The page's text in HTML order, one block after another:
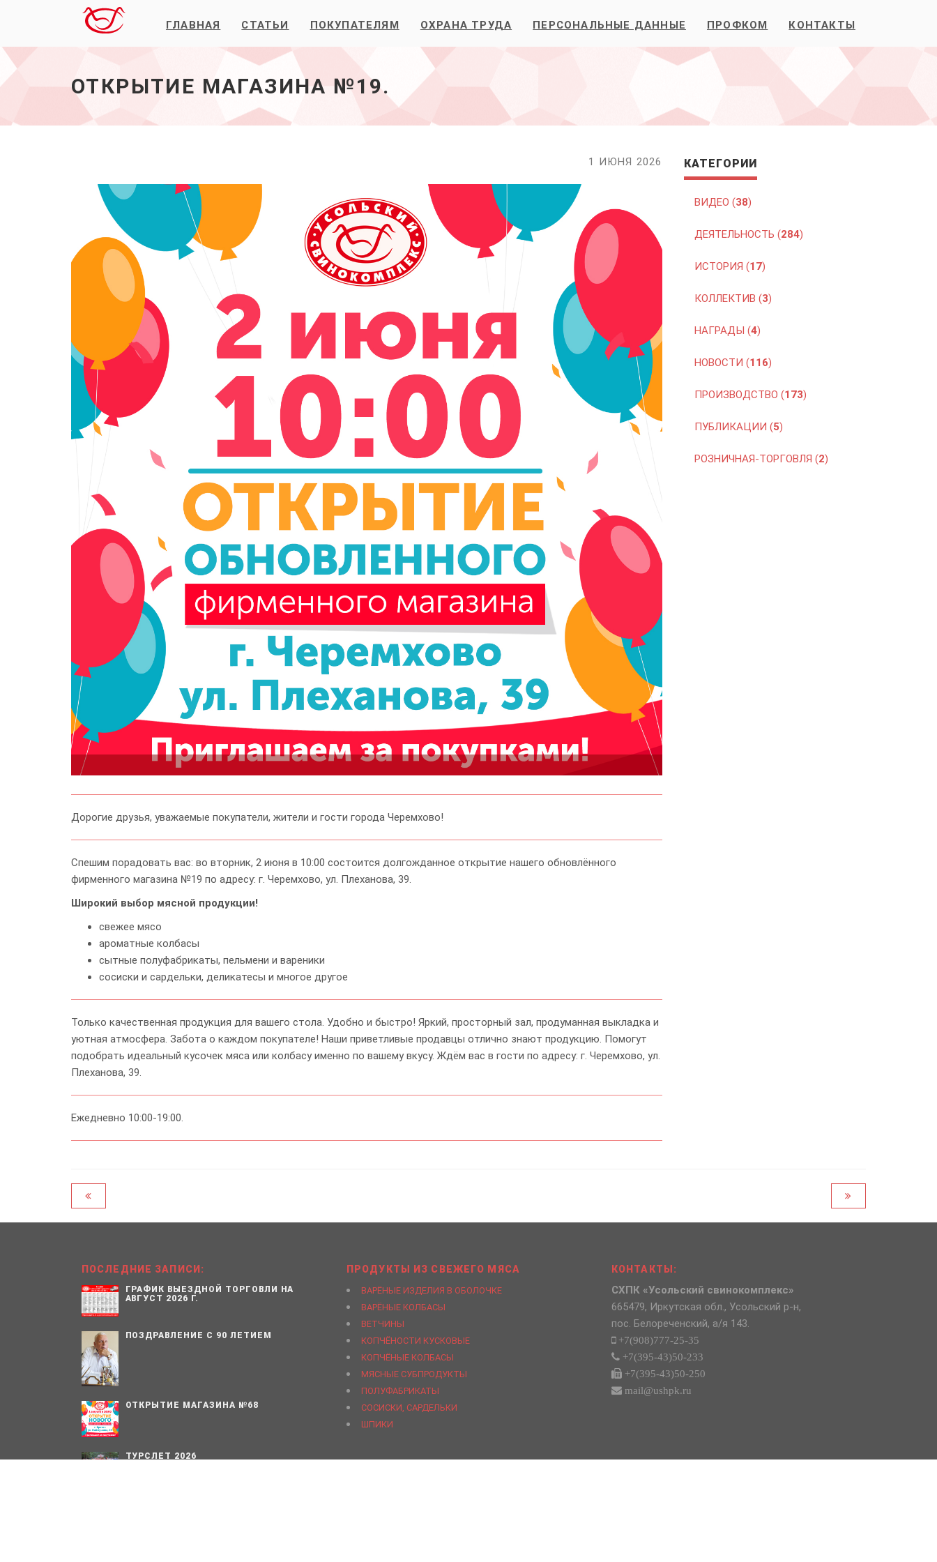
-
начало
ГЛАВНАЯ СТАТЬИ ПОКУПАТЕЛЯМ ОХРАНА ТРУДА ПЕРСОНАЛЬНЫЕ ДАННЫЕ ПРОФКОМ КОНТАКТЫ
ОТКРЫТИЕ МАГАЗИНА №19.
1 ИЮНЯ 2026
Дорогие друзья, уважаемые покупатели, жители и гости города Черемхово!
Спешим порадовать вас: во вторник, 2 июня в 10:00 состоится долгожданное открытие нашего обновлённого
фирменного магазина №19 по адресу: г. Черемхово, ул. Плеханова, 39.
Широкий выбор мясной продукции!
cвежее мясо
ароматные колбасы
сытные полуфабрикаты, пельмени и вареники
сосиски и сардельки, деликатесы и многое другое
Только качественная продукция для вашего стола. Удобно и быстро! Яркий, просторный зал, продуманная выкладка и
уютная атмосфера. Забота о каждом покупателе! Наши приветливые продавцы отлично знают продукцию. Помогут
подобрать идеальный кусочек мяса или колбасу именно по вашему вкусу. Ждём вас в гости по адресу: г. Черемхово, ул.
Плеханова, 39.
Ежедневно 10:00-19:00.
КАТЕГОРИИ
ВИДЕО (38)
ДЕЯТЕЛЬНОСТЬ (284)
ИСТОРИЯ (17)
КОЛЛЕКТИВ (3)
НАГРАДЫ (4)
НОВОСТИ (116)
ПРОИЗВОДСТВО (173)
ПУБЛИКАЦИИ (5)
РОЗНИЧНАЯ-ТОРГОВЛЯ (2)
ПОСЛЕДНИЕ ЗАПИСИ:
ГРАФИК ВЫЕЗДНОЙ ТОРГОВЛИ НА
АВГУСТ 2026 Г.
ПОЗДРАВЛЕНИЕ С 90 ЛЕТИЕМ
ОТКРЫТИЕ МАГАЗИНА №68
ТУРСЛЕТ 2026
ПРОДУКТЫ ИЗ СВЕЖЕГО МЯСА
ВАРЁНЫЕ ИЗДЕЛИЯ В ОБОЛОЧКЕ
ВАРЁНЫЕ КОЛБАСЫ
ВЕТЧИНЫ
КОПЧЁНОСТИ КУСКОВЫЕ
КОПЧЁНЫЕ КОЛБАСЫ
МЯСНЫЕ СУБПРОДУКТЫ
ПОЛУФАБРИКАТЫ
СОСИСКИ, САРДЕЛЬКИ
ШПИКИ
КОНТАКТЫ:
СХПК «Усольский свинокомплекс»
665479, Иркутская обл., Усольский р-н,
пос. Белореченский, а/я 143.
+7(908)777-25-35
+7(395-43)50-233
+7(395-43)50-250
mail@ushpk.ru